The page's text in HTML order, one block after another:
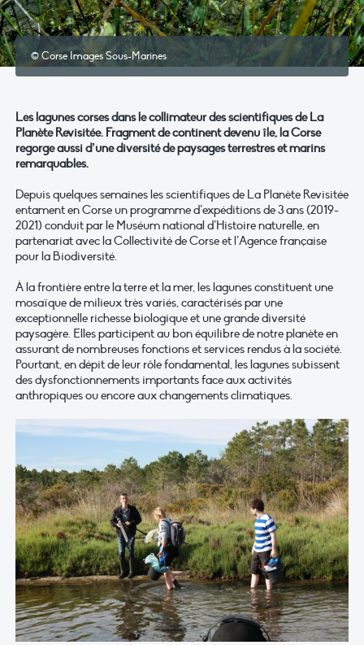
© Corse Images Sous-Marines
Les lagunes corses dans le collimateur des scientifiques de La
Planète Revisitée. Fragment de continent devenu île, la Corse
regorge aussi d’une diversité de paysages terrestres et marins
remarquables.
Depuis quelques semaines les scientifiques de La Planète Revisitée
entament en Corse un programme d’expéditions de 3 ans (2019-
2021) conduit par le Muséum national d’Histoire naturelle, en
partenariat avec la Collectivité de Corse et l’Agence française
pour la Biodiversité.
À la frontière entre la terre et la mer, les lagunes constituent une
mosaïque de milieux très variés, caractérisés par une
exceptionnelle richesse biologique et une grande diversité
paysagère. Elles participent au bon équilibre de notre planète en
assurant de nombreuses fonctions et services rendus à la société.
Pourtant, en dépit de leur rôle fondamental, les lagunes subissent
des dysfonctionnements importants face aux activités
anthropiques ou encore aux changements climatiques.